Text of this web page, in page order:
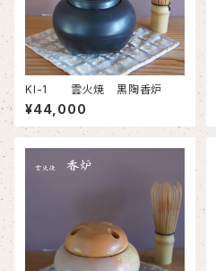
KI-1 雲火焼 黒陶香炉
¥44,000